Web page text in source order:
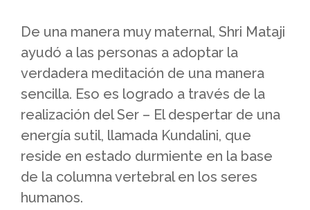
De una manera muy maternal, Shri Mataji
ayudó a las personas a adoptar la
verdadera meditación de una manera
sencilla. Eso es logrado a través de la
realización del Ser – El despertar de una
energía sutil, llamada Kundalini, que
reside en estado durmiente en la base
de la columna vertebral en los seres
humanos.